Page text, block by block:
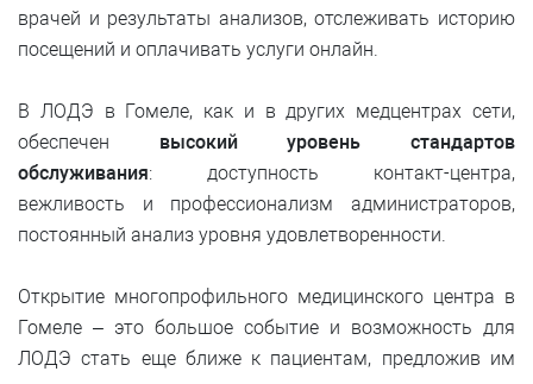
врачей и результаты анализов, отслеживать историю
посещений и оплачивать услуги онлайн.
В ЛОДЭ в Гомеле, как и в других медцентрах сети,
обеспечен высокий уровень стандартов
обслуживания: доступность контакт-центра,
вежливость и профессионализм администраторов,
постоянный анализ уровня удовлетворенности.
Открытие многопрофильного медицинского центра в
Гомеле – это большое событие и возможность для
ЛОДЭ стать еще ближе к пациентам, предложив им